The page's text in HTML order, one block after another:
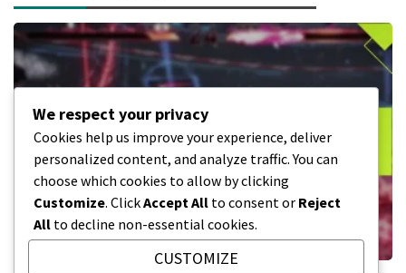
We respect your privacy
Cookies help us improve your experience, deliver
personalized content, and analyze traffic. You can
choose which cookies to allow by clicking
Customize. ClickAccept All to consent or Reject
All to decline non-essential cookies.
CUSTOMIZE